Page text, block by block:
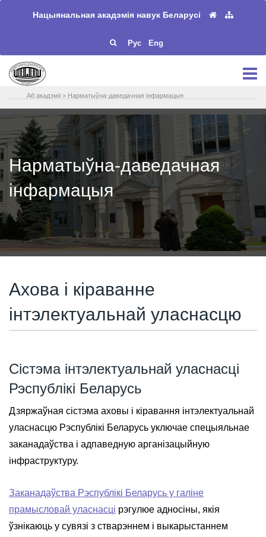
Нацыянальная акадэмія навук Беларусі
Рус Eng
Аб акадэміі > Нарматыўна-даведачная інфармацыя
Нарматыўна-даведачная
інфармацыя
Ахова і кіраванне
інтэлектуальнай уласнасцю
Сістэма інтэлектуальнай уласнасці
Рэспублікі Беларусь
Дзяржаўная сістэма аховы і кіравання інтэлектуальнай
уласнасцю Рэспублікі Беларусь уключае спецыяльнае
заканадаўства і адпаведную арганізацыйную
інфраструктуру.
Заканадаўства Рэспублікі Беларусь у галіне
прамысловай уласнасці рэгулюе адносіны, якія
ўзнікаюць у сувязі з стварэннем і выкарыстаннем